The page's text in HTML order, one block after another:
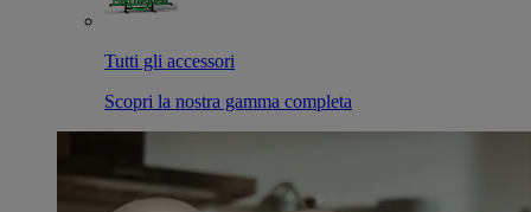
Tutti gli accessori
Scopri la nostra gamma completa